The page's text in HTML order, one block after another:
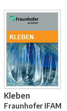
Kleben
Fraunhofer IFAM